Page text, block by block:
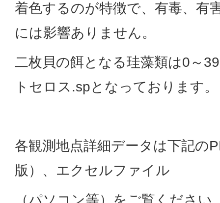
着色するのが特徴で、有毒、有
には影響ありません。
二枚貝の餌となる珪藻類は0～
トセロス.spとなっております。
各観測地点詳細データは下記の
版）、エクセルファイル